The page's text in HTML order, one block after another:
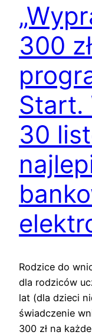
300
Start.
30
Rodzice do
dla rodziców
lat (dla dzieci
świadczenie
300 zł na